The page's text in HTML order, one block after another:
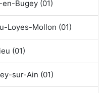
Bugey (01)
Loyes-Mollon (01)
(01)
sur-Ain (01)